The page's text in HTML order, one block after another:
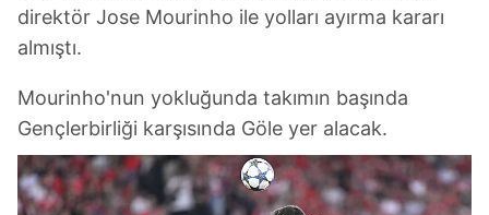
direktör Jose Mourinho ile yolları ayırma kararı
almıştı.
Mourinho'nun yokluğunda takımın başında
Gençlerbirliği karşısında Göle yer alacak.